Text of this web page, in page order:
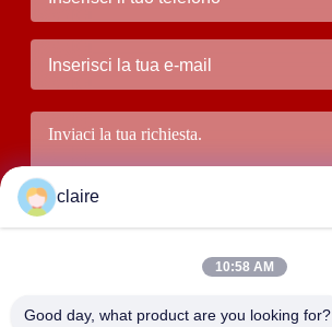
claire
10:58 AM
Good day, what product are you looking for?